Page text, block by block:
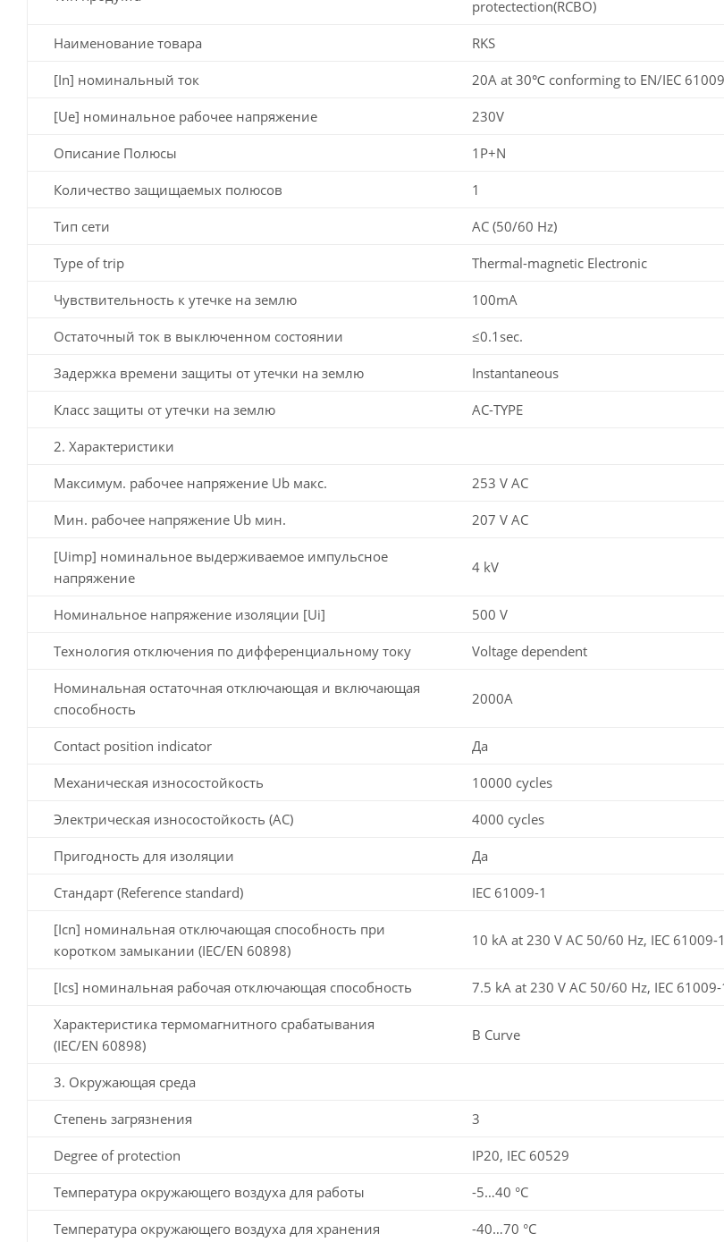
protectection(RCBO)
Наименование товара RKS
[In] номинальный ток 20A at 30℃ conforming to EN/IEC
[Ue] номинальное рабочее напряжение 230V
Описание Полюсы 1P+N
Количество защищаемых полюсов 1
Тип сети AC (50/60 Hz)
Type of trip Thermal-magnetic Electronic
Чувствительность к утечке на землю 100mA
Остаточный ток в выключенном состоянии ≤0.1sec.
Задержка времени защиты от утечки на землю Instantaneous
Класс защиты от утечки на землю AC-TYPE
2. Характеристики
Максимум. рабочее напряжение Ub макс. 253 V AC
Мин. рабочее напряжение Ub мин. 207 V AC
[Uimp] номинальное выдерживаемое импульсное
напряжение
4 kV
Номинальное напряжение изоляции [Ui] 500 V
Технология отключения по дифференциальному току Voltage dependent
Номинальная остаточная отключающая и включающая
способность
2000A
Contact position indicator Да
Механическая износостойкость 10000 cycles
Электрическая износостойкость (AC) 4000 cycles
Пригодность для изоляции Да
Стандарт (Reference standard) IEC 61009-1
[Icn] номинальная отключающая способность при
коротком замыкании (IEC/EN 60898)
10 kA at 230 V AC 50/60 Hz, IEC 61009-1
[Ics] номинальная рабочая отключающая способность 7.5 kA at 230 V AC 50/60 Hz, IEC 61009-
Характеристика термомагнитного срабатывания
(IEC/EN 60898)
B Curve
3. Окружающая среда
Степень загрязнения 3
Degree of protection IP20, IEC 60529
Температура окружающего воздуха для работы -5…40 °C
Температура окружающего воздуха для хранения -40…70 °C